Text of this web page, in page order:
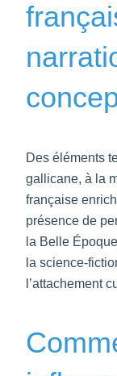
Des éléments
gallicane, à la
française
présence de
la Belle
la science-
l’attachement